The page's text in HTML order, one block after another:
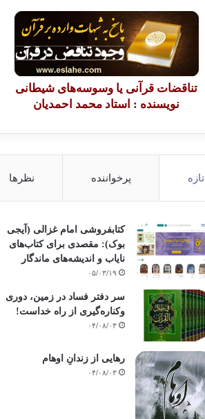
تناقضات قرآنی یا وسوسه‌های شیطانی
نویسنده : استاد محمد احمدیان
تازه پرخواننده نظرها
کتابفروشی امام غزالی (آیجی
بوک): مقصدی برای کتاب‌های
نایاب و اندیشه‌های ماندگار
۰۵/۰۳/۱۹
سر دفتر فساد در زمین‌، دوری
وکناره‌گیری از راه خداست‌!
۰۴/۰۸/۰۳
رهایی از زندانِ اوهام
۰۴/۰۸/۰۳